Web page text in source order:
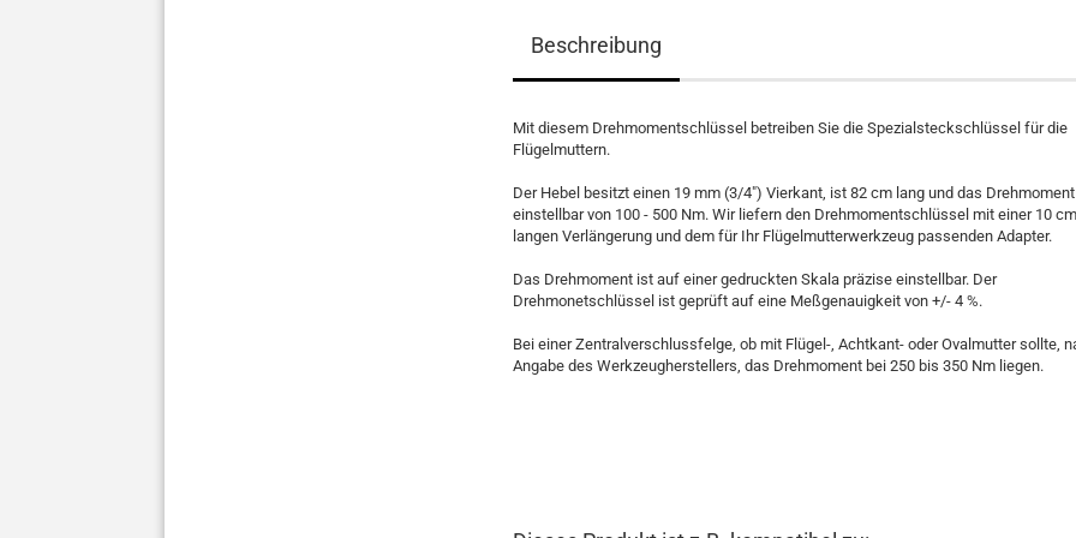
Beschreibung
Mit diesem Drehmomentschlüssel betreiben Sie die Spezialsteckschlüssel für die
Flügelmuttern.
Der Hebel besitzt einen 19 mm (3/4") Vierkant, ist 82 cm lang und das
einstellbar von 100 - 500 Nm. Wir liefern den Drehmomentschlüssel mit einer 10 cm
langen Verlängerung und dem für Ihr Flügelmutterwerkzeug passenden Adapter.
Das Drehmoment ist auf einer gedruckten Skala präzise einstellbar. Der
Drehmonetschlüssel ist geprüft auf eine Meßgenauigkeit von +/- 4 %.
Bei einer Zentralverschlussfelge, ob mit Flügel-, Achtkant- oder Ovalmutter sollte,
Angabe des Werkzeugherstellers, das Drehmoment bei 250 bis 350 Nm liegen.